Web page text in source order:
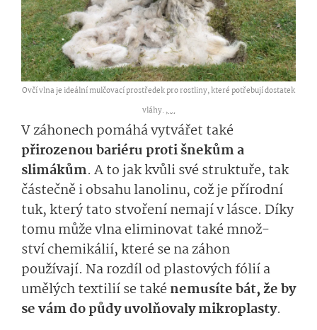
Ovčí vlna je ideální mulčovací prostředek pro rostliny, které potřebují dostatek
vláhy. ,...
V záhonechpo­máhá vytvářet také
přirozenou bariéru proti šnekům a
slimákům. A to jak kvůli své struktuře, tak
částečně i obsahu lanolinu, což jepřírodní
tuk, který tato stvoření nemají v lásce. Díky
tomu můževlnaeli­minovat takémnož­
stvíchemikáli­í, kterése na záhon
používají. Naroz­díl od plastových fóliía
umělých textiliíse takénemusíte bát, že by
se vámdo půdyuvolňova­lymikroplasty­.